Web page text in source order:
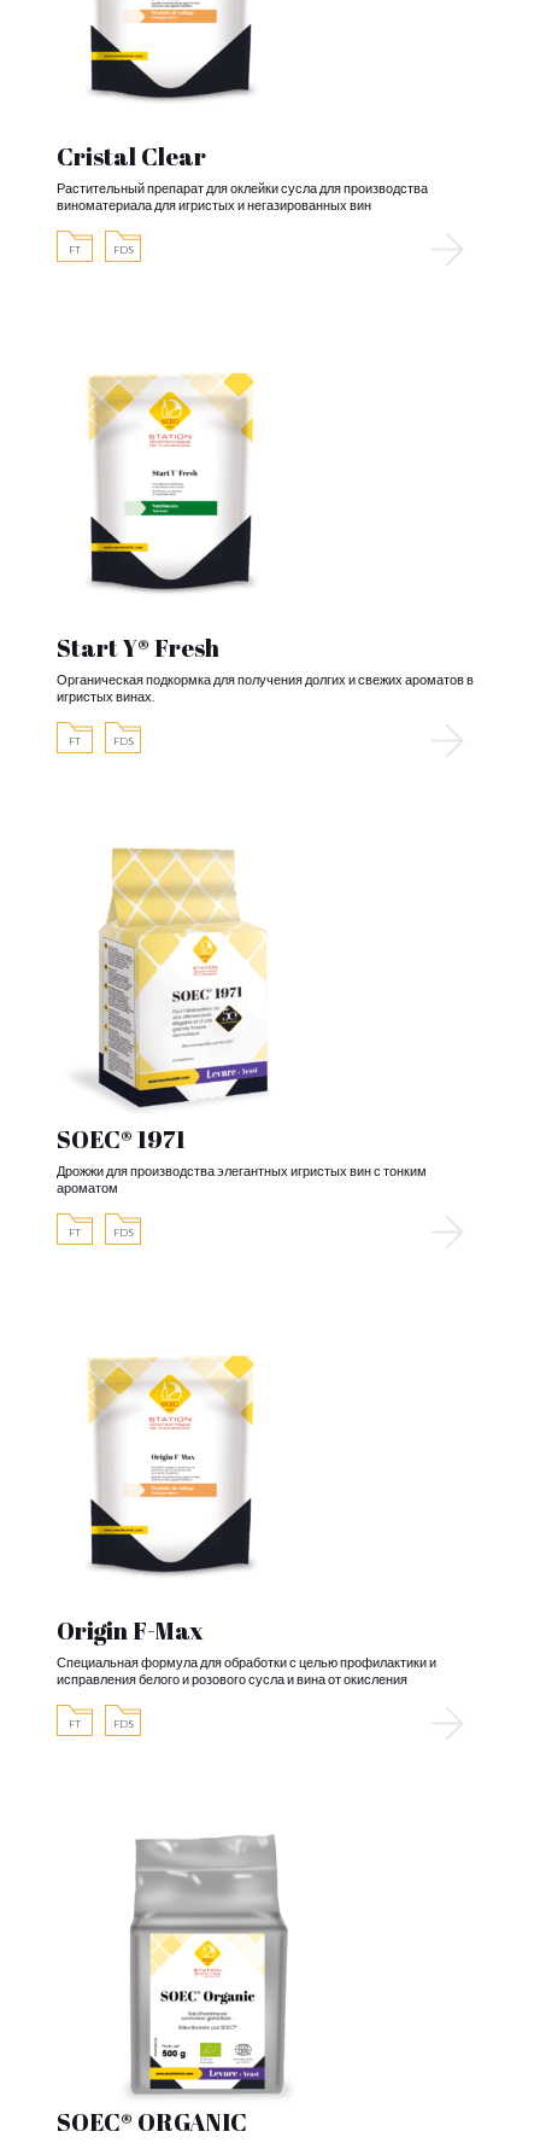
Cristal Clear
Растительный препарат для оклейки сусла для производства
виноматериала для игристых и негазированных вин
FT FDS
Start Y® Fresh
Органическая подкормка для получения долгих и свежих ароматов в
игристых винах.
FT FDS
SOEC® 1971
Дрожжи для производства элегантных игристых вин с тонким
ароматом
FT FDS
Origin F-Max
Специальная формула для обработки с целью профилактики и
исправления белого и розового сусла и вина от окисления
FT FDS
SOEC® ORGANIC